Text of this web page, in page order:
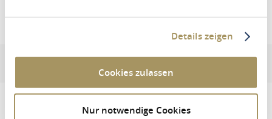
Details zeigen
Cookies zulassen
Nur notwendige Cookies
CONTEL Koblenz